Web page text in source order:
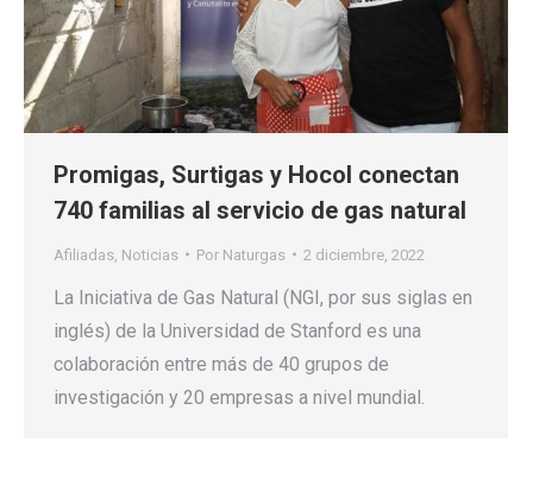
Promigas, Surtigas y Hocol conectan
740 familias al servicio de gas natural
Afiliadas Noticias Por Naturgas 2 diciembre, 2022
La Iniciativa de Gas Natural (NGI, por sus siglas en
inglés) de la Universidad de Stanford es una
colaboración entre más de 40 grupos de
investigación y 20 empresas a nivel mundial.